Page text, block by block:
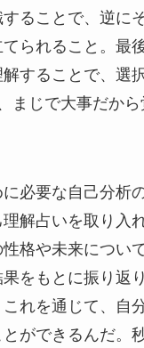
ることで、逆に
られること。最
することで、選
まじで大事だか
必要な自己分析
解占いを取り入
格や未来につい
をもとに振り返
れを通じて、自
ができるんだ。